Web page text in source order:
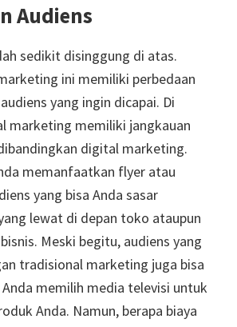
Audiens
sedikit disinggung di atas.
ini memiliki perbedaan
yang ingin dicapai. Di
marketing memiliki jangkauan
digital marketing.
memanfaatkan flyer atau
yang bisa Anda sasar
lewat di depan toko ataupun
Meski begitu, audiens yang
tradisional marketing juga bisa
memilih media televisi untuk
Anda. Namun, berapa biaya